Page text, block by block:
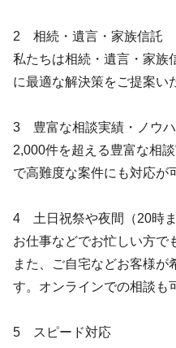
2 相続・遺言・家族信託
私たちは相続・遺言・家族
に最適な解決策をご提案い
3 豊富な相談実績・ノウ
2,000件を超える豊富な相
で高難度な案件にも対応が
4 土日祝祭や夜間（20時
お仕事などでお忙しい方で
また、ご自宅などお客様が
す。オンラインでの相談も
5 スピード対応